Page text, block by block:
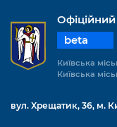
beta
Київська
Київська
вул. Хрещатик, 36, м.